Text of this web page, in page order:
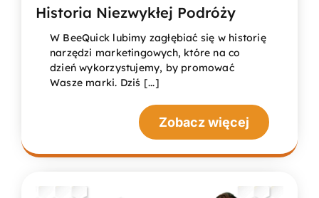
Historia Niezwykłej Podróży
W BeeQuick lubimy zagłębiać się w historię
narzędzi marketingowych, które na co
dzień wykorzystujemy, by promować
Wasze marki. Dziś [...]
Zobacz więcej